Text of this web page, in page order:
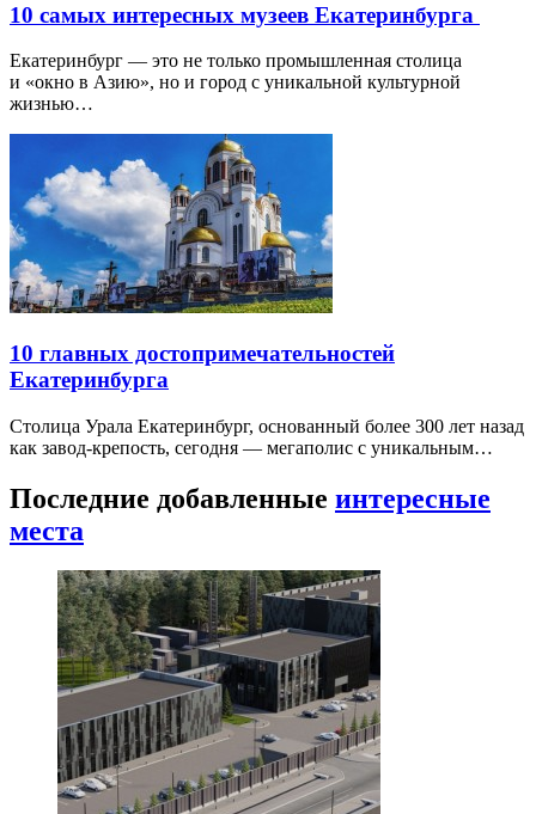
10 самых интересных музеев Екатеринбурга
Екатеринбург — это не только промышленная столица
и «окно в Азию», но и город с уникальной культурной
жизнью…
10 главных достопримечательностей
Екатеринбурга
Столица Урала Екатеринбург, основанный более 300 лет назад
как завод-крепость, сегодня — мегаполис с уникальным…
Последние добавленные интересные
места